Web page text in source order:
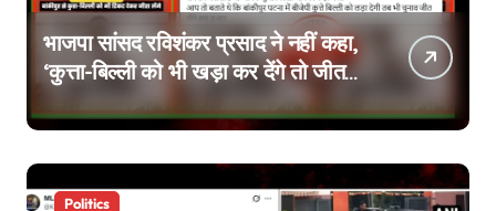
भाजपा सांसद रविशंकर प्रसाद ने नहीं कहा,
‘कुत्ता-बिल्ली को भी खड़ा कर देंगे तो जीत
जाएंगे’, वायरल वीडियो एडिटेड है
Politics